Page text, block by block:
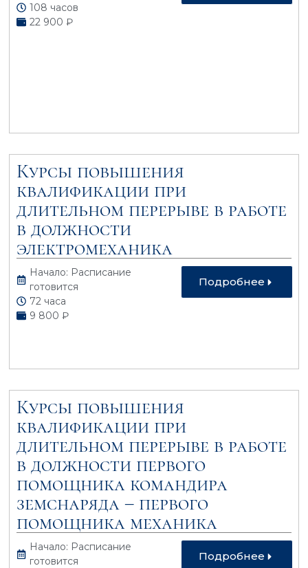
108 часов
22 900 ₽
Курсы повышения
квалификации при
длительном перерыве в работе
в должности
электромеханика
Начало: Расписание
готовится
72 часа
9 800 ₽
Подробнее
Курсы повышения
квалификации при
длительном перерыве в работе
в должности первого
помощника командира
земснаряда – первого
помощника механика
Начало: Расписание
готовится
Подробнее